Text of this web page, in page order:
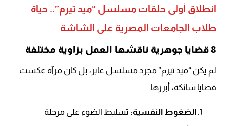
انطلاق أولى حلقات مسلسل “ميد تيرم”.. حياة
طلاب الجامعات المصرية على الشاشة
8 قضايا جوهرية ناقشها العمل بزاوية مختلفة
لم يكن “ميد تيرم” مجرد مسلسل عابر، بل كان مرآة عكست
قضايا شائكة، أبرزها:
الضغوط النفسية: تسليط الضوء على مرحلة